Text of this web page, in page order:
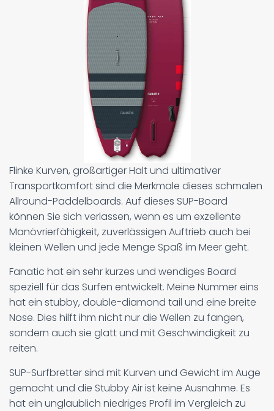
Flinke Kurven, großartiger Halt und ultimativer
Transportkomfort sind die Merkmale dieses schmalen
Allround-Paddelboards. Auf dieses SUP-Board
können Sie sich verlassen, wenn es um exzellente
Manövrierfähigkeit, zuverlässigen Auftrieb auch bei
kleinen Wellen und jede Menge Spaß im Meer geht.
Fanatic hat ein sehr kurzes und wendiges Board
speziell für das Surfen entwickelt. Meine Nummer eins
hat ein stubby, double-diamond tail und eine breite
Nose. Dies hilft ihm nicht nur die Wellen zu fangen,
sondern auch sie glatt und mit Geschwindigkeit zu
reiten.
SUP-Surfbretter sind mit Kurven und Gewicht im Auge
gemacht und die Stubby Air ist keine Ausnahme. Es
hat ein unglaublich niedriges Profil im Vergleich zu